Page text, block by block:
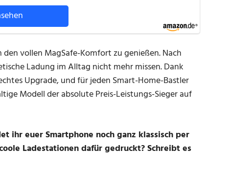
vollen MagSafe-Komfort zu genießen. Nach
Ladung im Alltag nicht mehr missen. Dank
Upgrade, und für jeden Smart-Home-Bastler
Modell der absolute Preis-Leistungs-Sieger auf
ihr euer Smartphone noch ganz klassisch per
Ladestationen dafür gedruckt? Schreibt es